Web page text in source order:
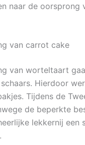
naar de
van carrot cake
van worteltaart
Hierdoor
Tijdens de
de beperkte
lekkernij een